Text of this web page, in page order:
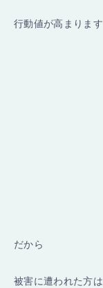
行動値が高まります
だから
被害に遭われた方は